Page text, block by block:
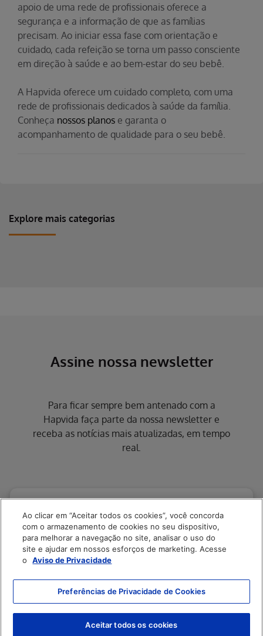
apoio de uma rede de profissionais oferece a
segurança e a informação de que as famílias
precisam. Ao iniciar essa fase com orientação e
cuidado, cada refeição se torna um passo consciente
em direção à saúde e ao bem-estar do seu bebê.
A Hapvida oferece um cuidado completo, com uma
rede de profissionais dedicados à saúde da família.
Conheça nossos planos e garanta o
acompanhamento de qualidade para o seu bebê.
Explore mais categorias
Assine nossa newsletter
Para ficar sempre bem antenado com a
Hapvida faça parte da nossa newsletter e
receba as notícias mais atualizadas, em tempo
real.
Enviar
Ao clicar em “Aceitar todos os cookies”, você concorda
com o armazenamento de cookies no seu dispositivo,
para melhorar a navegação no site, analisar o uso do
site e ajudar em nossos esforços de marketing. Acesse
o
Aviso de Privacidade
Preferências de Privacidade de Cookies
Aceitar todos os cookies